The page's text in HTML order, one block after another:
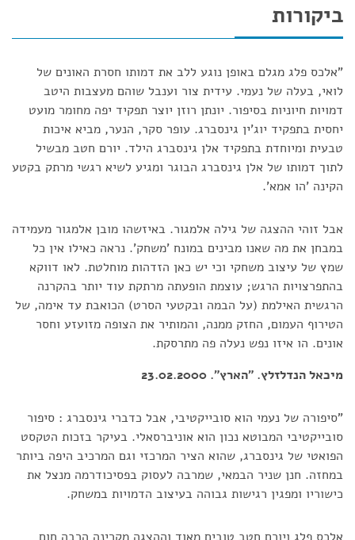
ביקורות
"אלכס פלג מגלם באופן נוגע ללב את דמותו חסרת האונים של
לואי, בעלה של נעמי. עידית צור וענבל שוהם מעצבות היטב
דמויות חיוניות בסיפור. יונתן רוזן יוצר תפקיד יפה מחומר מועט
יחסית בתפקיד יוג'ין גינסברג. עופר סקר, הנער, מביא איכות
טבעית ומיוחדת בתפקיד אלן גינסברג הילד. יורם חטב מבשיל
לתוך דמותו של אלן גינסברג הבוגר ומגיע לשיא רגשי מרתק בקטע
הקינה 'הו אמא'.
אבל זוהי ההצגה של גילה אלמגור. באיזשהו מובן אלמגור מעמידה
במבחן את מה שאנו מבינים במונח 'משחק'. נראה כאילו אין כל
שמץ של עיצוב משחקי וכי יש כאן הזדהות מוחלטת. לאו דווקא
בהתפרצויות הרגש; עוצמת הופעתה מרתקת עוד יותר בהקרנה
הרגשית האילמת (על הבמה ובקטעי הסרט) הכואבת עד אימה, של
הטירוף העמום, החזק ממנה, והמותיר את הצופה מזועזע וחסר
אונים. הו איזו נפש נעלה פה מתרסקת.
מיכאל הנדלזלץ. "הארץ". 23.02.2000
"סיפורה של נעמי הוא סובייקטיבי, אבל כדברי גינסברג : סיפור
סובייקטיבי המבוטא נכון הוא אוניברסאלי. בעיקר בזכות הטקסט
הפואטי של גינסברג, שהוא הציר המרכזי וגם המרכיב היפה ביותר
במחזה. חנן שניר הבמאי, שמרבה לעסוק בפסיכודרמה מנצל את
כישוריו ומפגין רגישות גבוהה בעיצוב הדמויות במשחק.